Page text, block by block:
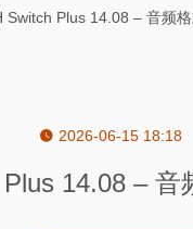
2026-06-15 18:18
14.08 – 音
(免激活版) 中文版-